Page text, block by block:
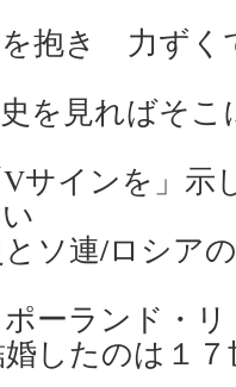
抱き 力ずく
を見ればそ
サインを」示
ソ連/ロシア
ーランド・
したのは１